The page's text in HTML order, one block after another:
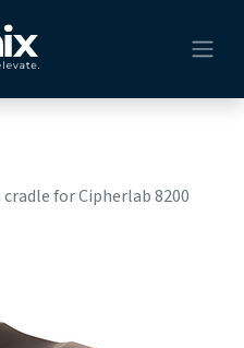
for Cipherlab 8200